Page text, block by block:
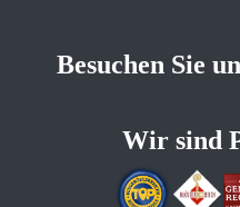
Besuchen Sie
Wir sind